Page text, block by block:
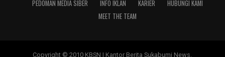
PEDOMAN MEDIA SIBER
INFO IKLAN KARIER
HUBUNGI KAMI
MEET THE TEAM
Copyright © 2010 KBSN | Kantor Berita Sukabumi News.